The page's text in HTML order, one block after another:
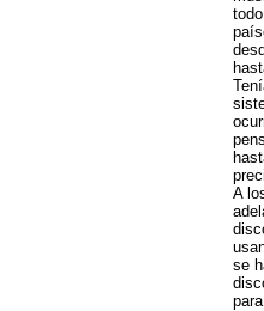
A
se